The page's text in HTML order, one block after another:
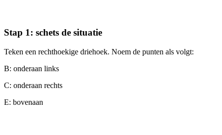
Stap 1: schets de situatie
Teken een rechthoekige driehoek. Noem de punten als volgt:
B: onderaan links
C: onderaan rechts
E: bovenaan